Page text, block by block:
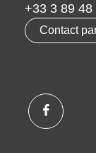
+33 3 89 48
Contact